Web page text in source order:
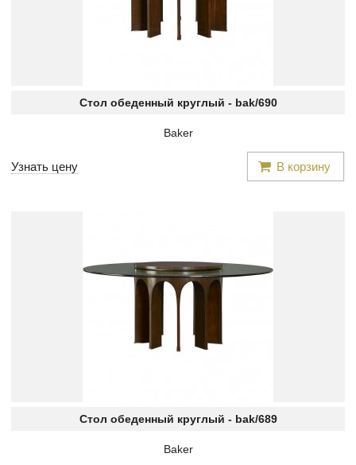
Стол обеденный круглый - bak/690
Baker
Узнать цену В корзину
Стол обеденный круглый - bak/689
Baker